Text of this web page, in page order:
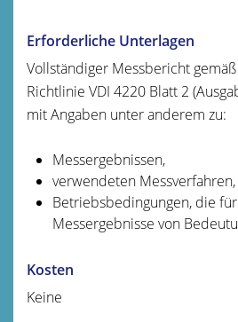
Erforderliche Unterlagen
Vollständiger Messbericht
Richtlinie VDI 4220 Blatt 2
mit Angaben unter anderem zu:
Messergebnissen,
verwendeten Messverfahren,
Betriebsbedingungen, die
Messergebnisse von
Kosten
Keine